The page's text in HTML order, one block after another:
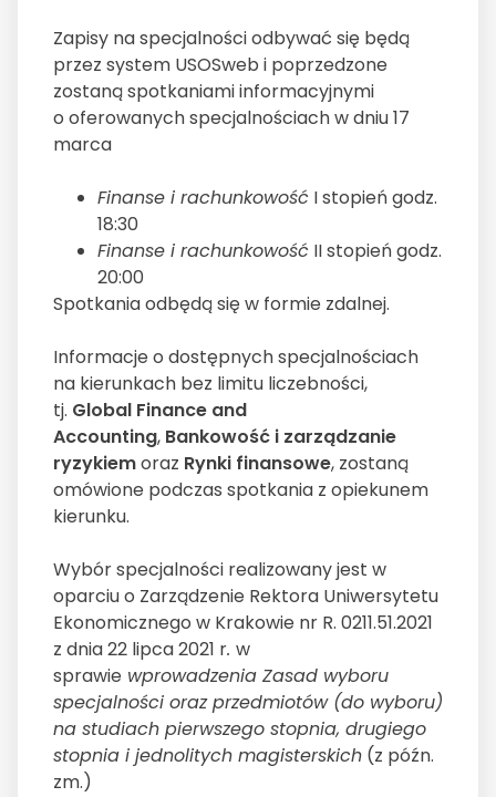
Zapisy na specjalności odbywać się będą
przez system USOSweb i poprzedzone
zostaną spotkaniami informacyjnymi
o oferowanych specjalnościach w dniu 17
marca
Finanse i rachunkowość I stopień godz.
18:30
Finanse i rachunkowość II stopień godz.
20:00
Spotkania odbędą się w formie zdalnej.
Informacje o dostępnych specjalnościach
na kierunkach bez limitu liczebności,
tj. Global Finance and
Accounting, Bankowość i zarządzanie
ryzykiemoraz Rynki finansowe, zostaną
omówione podczas spotkania z opiekunem
kierunku.
Wybór specjalności realizowany jest w
oparciu o Zarządzenie Rektora Uniwersytetu
Ekonomicznego w Krakowie nr R. 0211.51.2021
z dnia 22 lipca 2021 r. w
sprawie wprowadzenia Zasad wyboru
specjalności oraz przedmiotów (do wyboru)
na studiach pierwszego stopnia, drugiego
stopnia i jednolitych magisterskich (z późn.
zm.)